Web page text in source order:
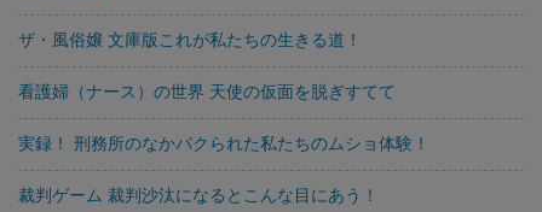
ザ・風俗嬢 文庫版これが私たちの生きる道！
看護婦（ナース）の世界 天使の仮面を脱ぎすてて
実録！ 刑務所のなかパクられた私たちのムショ体験！
裁判ゲーム 裁判沙汰になるとこんな目にあう！